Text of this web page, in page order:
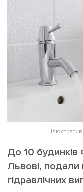
Інтерв'ю
Репортаж
Розслідування
Ініціативи
Зв'язатися з нами
До 10 будинків
Львові, подали
гідравлічних